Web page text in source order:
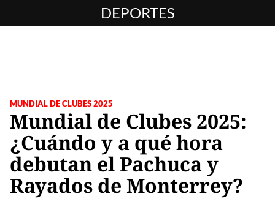
DEPORTES
MUNDIAL DE CLUBES 2025
Mundial de Clubes 2025:
¿Cuándo y a qué hora
debutan el Pachuca y
Rayados de Monterrey?